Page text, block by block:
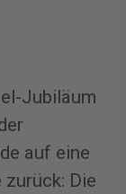
Jubiläum
auf eine
Die